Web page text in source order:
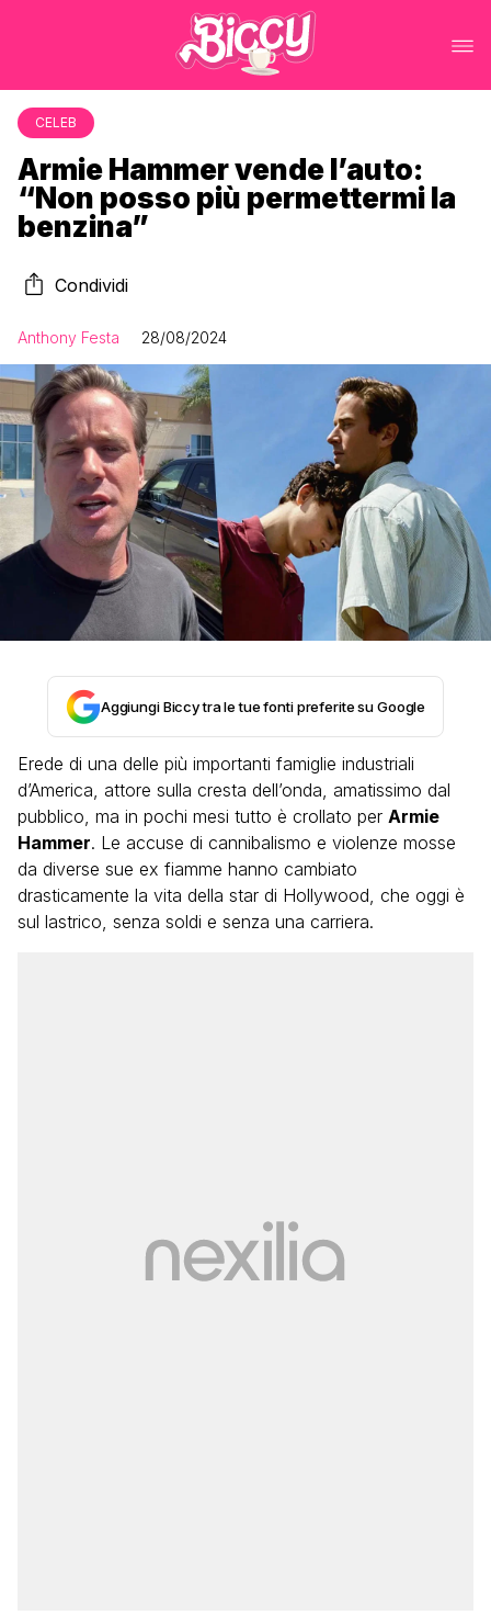
CELEB
Armie Hammer vende l’auto:
“Non posso più permettermi la
benzina”
Condividi
Anthony Festa 28/08/2024
Aggiungi Biccy tra le tue fonti preferite su Google
Erede di una delle più importanti famiglie industriali
d’America, attore sulla cresta dell’onda, amatissimo dal
pubblico, ma in pochi mesi tutto è crollato per Armie
Hammer. Le accuse di cannibalismo e violenze mosse
da diverse sue ex fiamme hanno cambiato
drasticamente la vita della star di Hollywood, che oggi è
sul lastrico, senza soldi e senza una carriera.